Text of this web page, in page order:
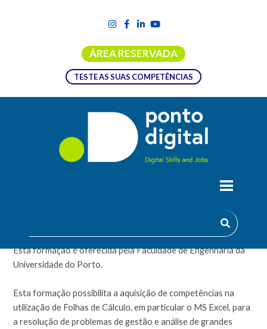
ÁREA RESERVADA
TESTE AS SUAS COMPETÊNCIAS
INTRODUÇÃO À ANÁLISE DE DADOS
Esta formação é oferecida pela Faculdade de Engenharia da
Universidade do Porto.
Esta formação possibilita a aquisição de competências na
utilização de Folhas de Cálculo, em particular o MS Excel, para
a resolução de problemas de gestão e análise de grandes